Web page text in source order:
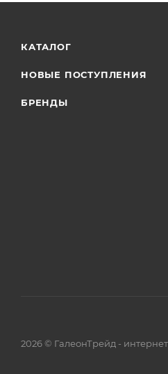
КАТАЛОГ
НОВЫЕ ПОСТУПЛЕНИЯ
БРЕНДЫ
2026 © ГалеонТрейд -